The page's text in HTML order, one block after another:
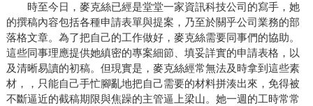
時至今日，麥克絲已經是堂堂一家資訊科技公司的寫手，她
的撰稿內容包括各種申請表單與提案，乃至於關乎公司業務的部
落格文章。為了把自己的工作做好，麥克絲需要同事們的協助。
這些同事理應提供她縝密的專案細節、填妥詳實的申請表格，以
及清晰易讀的初稿。但現實是，麥克絲經常無法及時拿到這些素
材，，只能自己手忙腳亂地把自己需要的材料拼湊出來，免得被
不斷逼近的截稿期限與焦躁的主管逼上梁山。她一週的工時常常